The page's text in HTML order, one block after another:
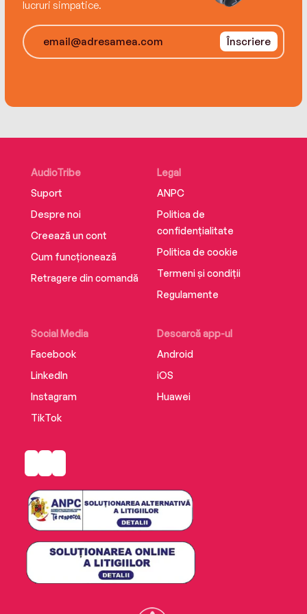
lucruri simpatice.
Înscriere
AudioTribe
Suport
Despre noi
Creează un cont
Cum funcționează
Retragere din comandă
Social Media
Facebook
LinkedIn
Instagram
TikTok
Descarcă app-ul
Android
iOS
Huawei
Legal
ANPC
Politica de
confidențialitate
Politica de cookie
Termeni și condiții
Regulamente